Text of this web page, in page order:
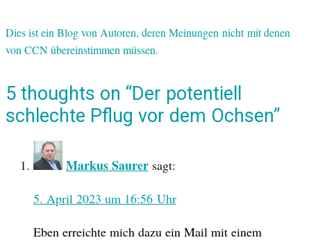
Dies ist ein Blog von Autoren, deren Meinungen nicht mit denen
von CCN übereinstimmen müssen.
5 thoughts on “Der potentiell
schlechte Pflug vor dem Ochsen”
Markus Saurer sagt:
5. April 2023 um 16:56 Uhr
Eben erreichte mich dazu ein Mail mit einem